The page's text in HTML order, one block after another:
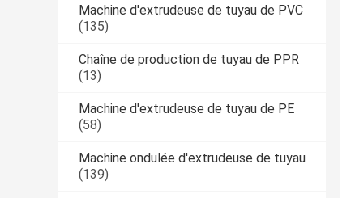
Machine d'extrudeuse de tuyau de PVC
(135)
Chaîne de production de tuyau de PPR
(13)
Machine d'extrudeuse de tuyau de PE
(58)
Machine ondulée d'extrudeuse de tuyau
(139)